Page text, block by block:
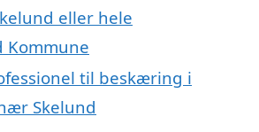
eller hele
Kommune
til beskæring i
Skelund